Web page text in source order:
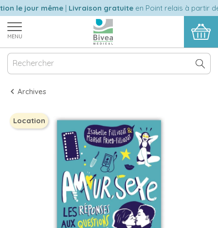
le jour même|Livraison gratuiteen Point relais à partir de
MENU
Archives
Location